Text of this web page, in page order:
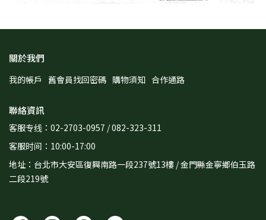
關於我們
我的帳戶 舊會員找回密碼 購物須知 合作通路
聯絡資訊
客服专线：02-2703-0957 / 082-323-311
客服时间：10:00-17:00
地址：台北市大安區復興南路一段237號13樓 / 金門縣金寧鄉伯玉路
二段219號